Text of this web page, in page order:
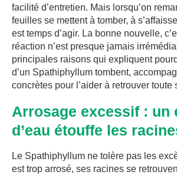
facilité d’entretien. Mais lorsqu’on
feuilles se mettent à tomber, à
est temps d’agir. La bonne nouvelle,
réaction n’est presque jamais
principales raisons qui expliquent
d’un Spathiphyllum tombent,
concrètes pour l’aider à retrouver toute
Arrosage excessif : un
d’eau étouffe les
Le Spathiphyllum ne tolère pas les
est trop arrosé, ses racines se